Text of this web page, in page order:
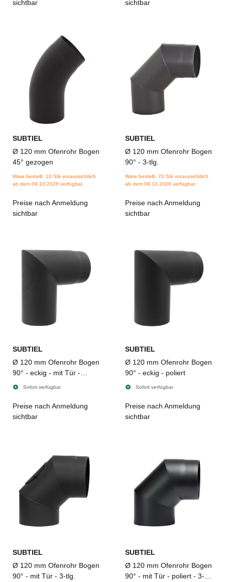
sichtbar sichtbar
SUBTIEL
Ø 120 mm Ofenrohr Bogen
45° gezogen
Ware bestellt. 10 Stk voraussichtlich
ab dem 09.10.2026 verfügbar.
Preise nach Anmeldung
sichtbar
SUBTIEL
Ø 120 mm Ofenrohr Bogen
90° - 3-tlg.
Ware bestellt. 70 Stk voraussichtlich
ab dem 09.10.2026 verfügbar.
Preise nach Anmeldung
sichtbar
SUBTIEL
Ø 120 mm Ofenrohr Bogen
90° - eckig - mit Tür -
poliertSofort verfügbar
Preise nach Anmeldung
sichtbar
SUBTIEL
Ø 120 mm Ofenrohr Bogen
90° - eckig - poliert
Sofort verfügbar
Preise nach Anmeldung
sichtbar
SUBTIEL
Ø 120 mm Ofenrohr Bogen
90° - mit Tür - 3-tlg.
SUBTIEL
Ø 120 mm Ofenrohr Bogen
90° - mit Tür - poliert - 3-